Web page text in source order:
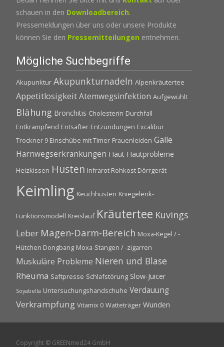
schauen in den Downloadbereich.
Pressemeldungen über uns oder unsere Produkte
können Sie den Pressemitteilungen entnehmen.
Mögliche Suchbegriffe
Akupunktur Akupunkturnadeln Alpenkräutertee
AppetitlosigkeitAtemwegsinfektion Aufgewühlt
Blähung Bronchitis Cholesterin Durchfall
Entkrampfend Entsafter Entzündungen Excalibur
Trockner 9 Einschübe mit Timer Frauenleiden Galle
Harnwegserkrankungen Haut Hautprobleme
Heizkissen Husten Infrarot Rohkost Dörrgerät
Keimling Keuchhusten Kniegelenk-
Funktionsmodell Kreislauf Kräutertee Kuvings
Leber Magen-Darm-Bereich Moxa-Kegel / -
Hütchen Dongbang Moxa-Stangen / -zigarren
Muskuläre Probleme Nieren und Blase
Rheuma Saftpresse Schlafstörung Slow-Juicer
Soyabella Untersuchungshandschuhe Verdauung
Verkrampfung Vitamix 0 Watteträger Wunden
Copyright © GREENmed24 GmbH